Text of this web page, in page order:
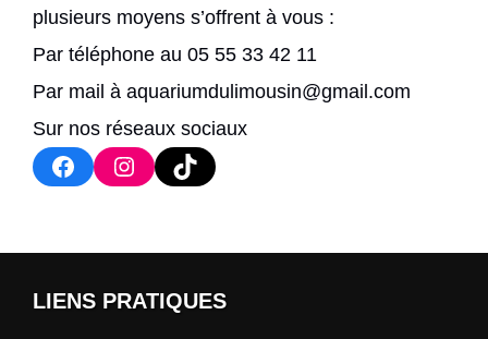
plusieurs moyens s’offrent à vous :
Par téléphone au 05 55 33 42 11
Par mail à aquariumdulimousin@gmail.com
Sur nos réseaux sociaux
FacebookInstagram
TikTok
LIENS PRATIQUES